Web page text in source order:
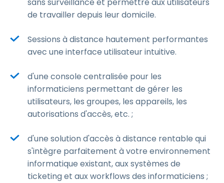
sans surveillance et permettre aux utilisateurs
de travailler depuis leur domicile.
Sessions à distance hautement performantes
avec une interface utilisateur intuitive.
d'une console centralisée pour les
informaticiens permettant de gérer les
utilisateurs, les groupes, les appareils, les
autorisations d'accès, etc. ;
d'une solution d'accès à distance rentable qui
s'intègre parfaitement à votre environnement
informatique existant, aux systèmes de
ticketing et aux workflows des informaticiens ;